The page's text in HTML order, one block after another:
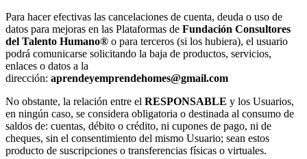
Para hacer efectivas las cancelaciones de cuenta, deuda o uso de
datos para mejoras en las Plataformas de Fundación Consultores
del Talento Humano® o para terceros (si los hubiera), el usuario
podrá comunicarse solicitando la baja de productos, servicios,
enlaces o datos a la
dirección: aprendeyemprendehomes@gmail.com
No obstante, la relación entre el RESPONSABLE y los Usuarios,
en ningún caso, se considera obligatoria o destinada al consumo de
saldos de: cuentas, débito o crédito, ni cupones de pago, ni de
cheques, sin el consentimiento del mismo Usuario; sean estos
producto de suscripciones o transferencias físicas o virtuales.